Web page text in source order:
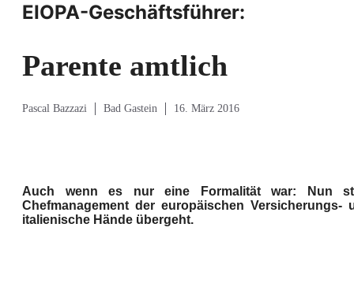
EIOPA-Geschäftsführer:
Parente amtlich
Pascal Bazzazi Bad Gastein 16. März 2016
Auch wenn es nur eine Formalität war: Nun
Chefmanagement der europäischen
italienische Hände übergeht.